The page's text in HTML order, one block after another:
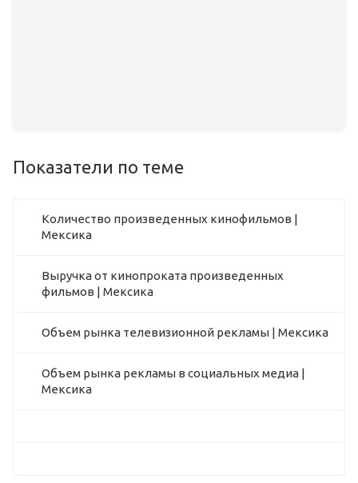
Показатели по теме
Количество произведенных кинофильмов |
Мексика
Выручка от кинопроката произведенных
фильмов | Мексика
Объем рынка телевизионной рекламы | Мексика
Объем рынка рекламы в социальных медиа |
Мексика